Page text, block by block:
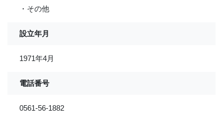
・その他
設立年月
1971年4月
電話番号
0561-56-1882